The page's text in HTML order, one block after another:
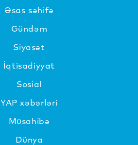
Əsas səhifə
Gündəm
Siyasət
İqtisadiyyat
Sosial
YAP xəbərləri
Müsahibə
Dünya